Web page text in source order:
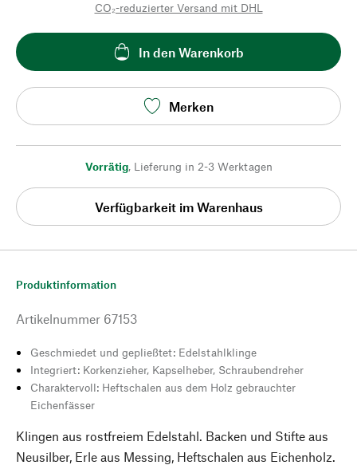
CO₂-reduzierter Versand mit DHL
In den Warenkorb
Merken
Vorrätig, Lieferung in 2-3 Werktagen
Verfügbarkeit im Warenhaus
Produktinformation
Artikelnummer 67153
Geschmiedet und gepließtet: Edelstahlklinge
Integriert: Korkenzieher, Kapselheber, Schraubendreher
Charaktervoll: Heftschalen aus dem Holz gebrauchter
Eichenfässer
Klingen aus rostfreiem Edelstahl. Backen und Stifte aus
Neusilber, Erle aus Messing, Heftschalen aus Eichenholz.